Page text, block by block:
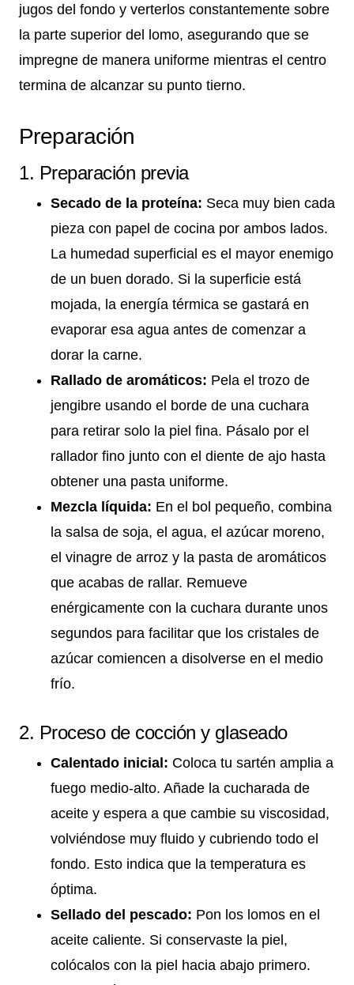
jugos del fondo y verterlos constantemente sobre
la parte superior del lomo, asegurando que se
impregne de manera uniforme mientras el centro
termina de alcanzar su punto tierno.
Preparación
1. Preparación previa
Secado de la proteína: Seca muy bien cada
pieza con papel de cocina por ambos lados.
La humedad superficial es el mayor enemigo
de un buen dorado. Si la superficie está
mojada, la energía térmica se gastará en
evaporar esa agua antes de comenzar a
dorar la carne.
Rallado de aromáticos: Pela el trozo de
jengibre usando el borde de una cuchara
para retirar solo la piel fina. Pásalo por el
rallador fino junto con el diente de ajo hasta
obtener una pasta uniforme.
Mezcla líquida: En el bol pequeño, combina
la salsa de soja, el agua, el azúcar moreno,
el vinagre de arroz y la pasta de aromáticos
que acabas de rallar. Remueve
enérgicamente con la cuchara durante unos
segundos para facilitar que los cristales de
azúcar comiencen a disolverse en el medio
frío.
2. Proceso de cocción y glaseado
Calentado inicial: Coloca tu sartén amplia a
fuego medio-alto. Añade la cucharada de
aceite y espera a que cambie su viscosidad,
volviéndose muy fluido y cubriendo todo el
fondo. Esto indica que la temperatura es
óptima.
Sellado del pescado: Pon los lomos en el
aceite caliente. Si conservaste la piel,
colócalos con la piel hacia abajo primero.